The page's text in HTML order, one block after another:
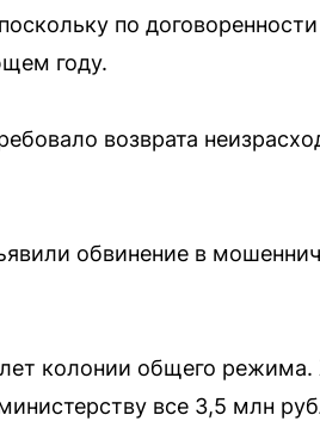
по
году.
возврата
обвинение в
лет колонии общего
все 3,5 млн